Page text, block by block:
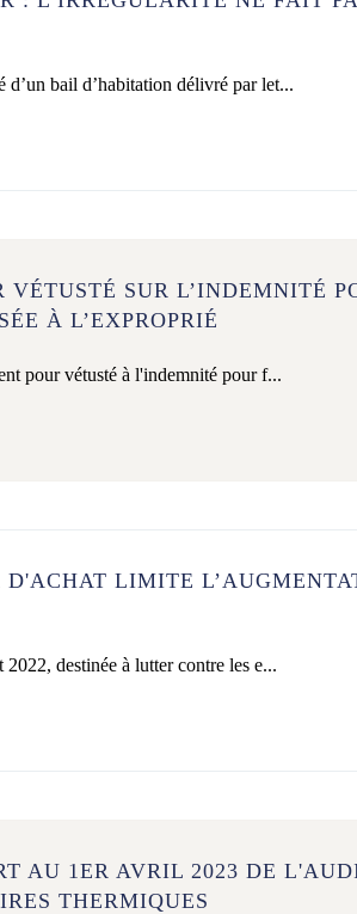
d’un bail d’habitation délivré par let...
VÉTUSTÉ SUR L’INDEMNITÉ
À L’EXPROPRIÉ
pour vétusté à l'indemnité pour f...
LIMITE
destinée à lutter contre les e...
AU 1ER AVRIL 2023 DE
THERMIQUES